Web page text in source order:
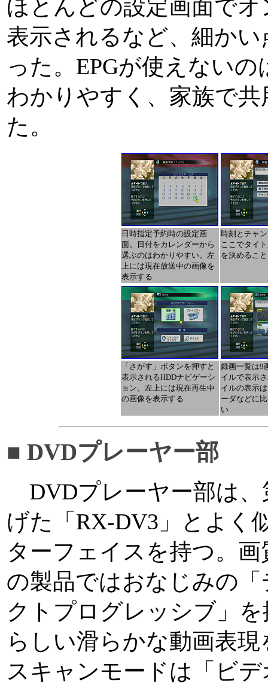
ほとんどの設定画面で
表示されるなど、細か
った。EPGが使えない
わかりやすく、家族で
た。
日時指定予約時の設定画
面。日付をカレンダーから
選ぶのはわかりやすい。左
上には現在放送中の画像を
表示する
時刻とチャ
ここでタイ
を決めるこ
「さがす」ボタンを押すと
表示されるHDDナビゲーシ
ョン。左上には現在再生中
の画像を表示する
録画一覧は9
イルで表示
イルの表示
ーダなどに
い
■ DVDプレーヤー部
DVDプレーヤー部は、
げた「RX-DV3」とよく
ターフェイスを持つ。
の製品ではおなじみの
クトプログレッシブ」
らしい滑らかな動画表
スキャンモードは「ビ